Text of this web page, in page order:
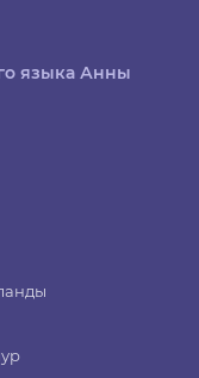
языка Анны